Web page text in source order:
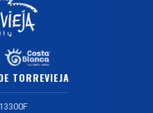
TORREVIEJA